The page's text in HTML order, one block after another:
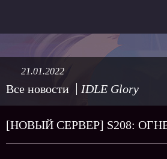
Все новости IDLE Glory
21.01.2022
[НОВЫЙ СЕРВЕР] S208: